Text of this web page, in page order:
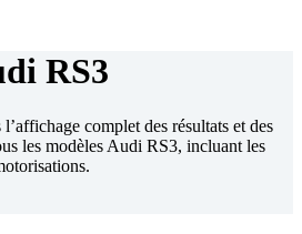
RS3
complet des résultats et des
les modèles Audi RS3, incluant les